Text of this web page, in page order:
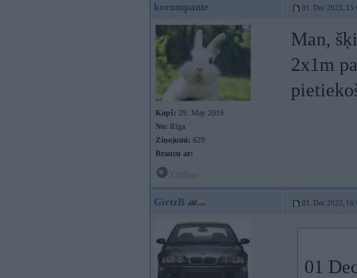
korumpante 01. Dec 2023,
Kopš: 29. May 2016
No: Rīga
Ziņojumi: 629
Braucu ar:
Man,
2x1m
GirtzB 01. Dec 2023,
01